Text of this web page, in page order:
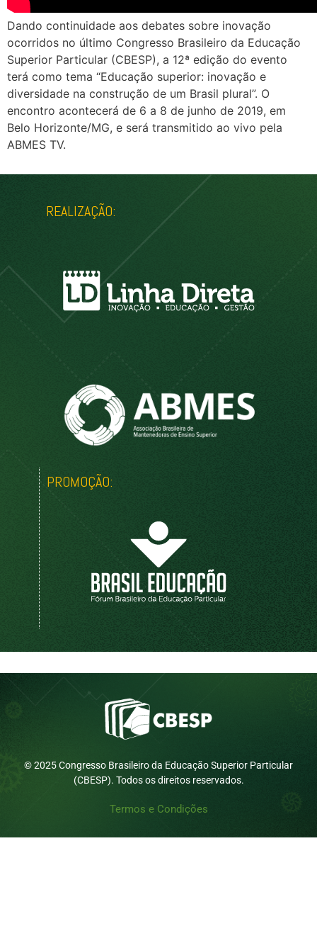
Dando continuidade aos debates sobre inovação
ocorridos no último Congresso Brasileiro da Educação
Superior Particular (CBESP), a 12ª edição do evento
terá como tema “Educação superior: inovação e
diversidade na construção de um Brasil plural”. O
encontro acontecerá de 6 a 8 de junho de 2019, em
Belo Horizonte/MG, e será transmitido ao vivo pela
ABMES TV.
REALIZAÇÃO:
PROMOÇÃO:
© 2025 Congresso Brasileiro da Educação Superior Particular
(CBESP). Todos os direitos reservados.
Termos e Condições